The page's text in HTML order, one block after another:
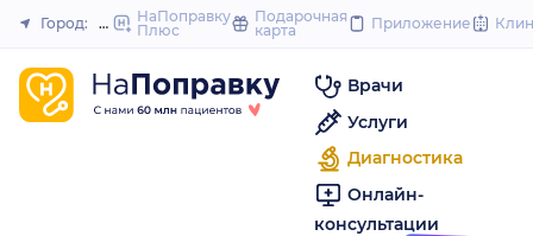
to
Закрыть
Город: Нижний Новгород
НаПоправку
Плюс
Подарочная
карта
Приложение
Врачи
Услуги
Диагностика
Онлайн-
консультации